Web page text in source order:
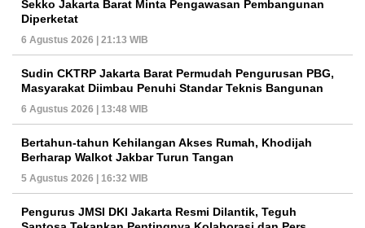
Sekko Jakarta Barat Minta Pengawasan Pembangunan
Diperketat
6 Agustus 2026 | 21:13 WIB
Sudin CKTRP Jakarta Barat Permudah Pengurusan PBG,
Masyarakat Diimbau Penuhi Standar Teknis Bangunan
6 Agustus 2026 | 13:48 WIB
Bertahun-tahun Kehilangan Akses Rumah, Khodijah
Berharap Walkot Jakbar Turun Tangan
5 Agustus 2026 | 16:32 WIB
Pengurus JMSI DKI Jakarta Resmi Dilantik, Teguh